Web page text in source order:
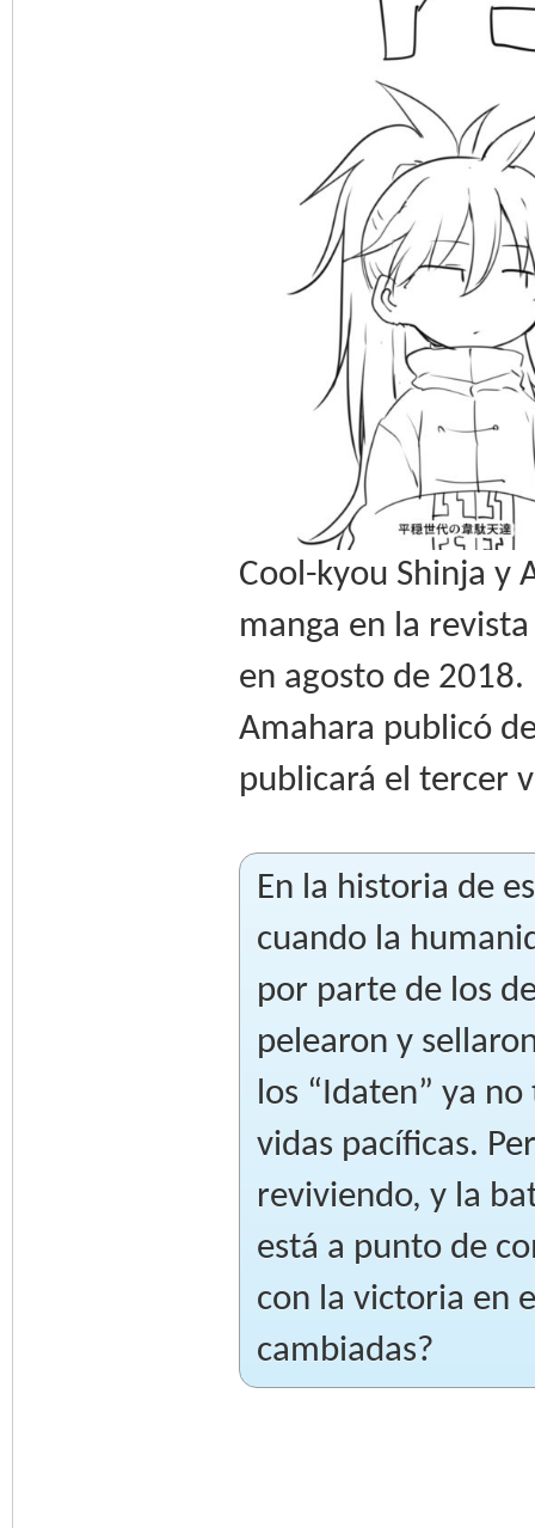
Cool-kyou Shinja y
manga en la
en agosto de
Amahara publicó
publicará el tercer
En la historia de
cuando la
por parte de los
pelearon y
los “Idaten” ya
vidas pacíficas.
reviviendo, y la
está a punto de
con la victoria en
cambiadas?